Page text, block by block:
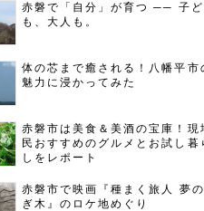
赤磐で「自分」が育つ ── 子ど
も、大人も。
体の芯まで癒される！八幡平市
魅力に浸かってみた
赤磐市は美食＆美酒の宝庫！現
民おすすめのグルメとお試し暮
しをレポート
赤磐市で映画『種まく旅人 夢
ぎ木』のロケ地めぐり